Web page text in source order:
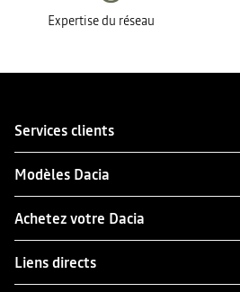
Expertise du réseau
Services clients
Modèles Dacia
Achetez votre Dacia
Liens directs